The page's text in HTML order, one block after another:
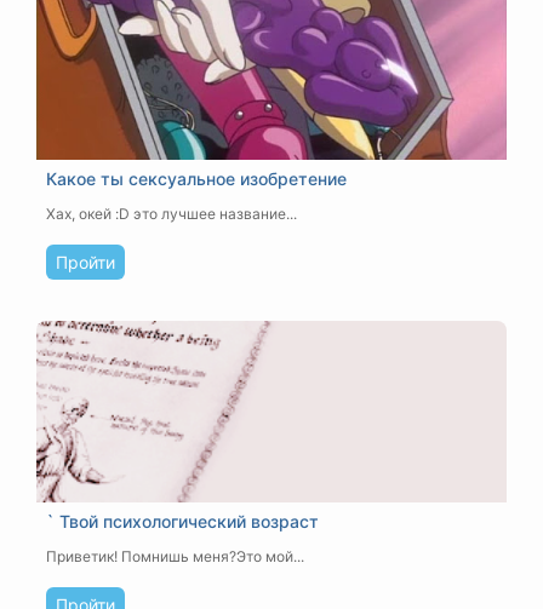
Какое ты сексуальное изобретение
Хах, окей :D это лучшее название...
Пройти
` Твой психологический возраст
Приветик! Помнишь меня?Это мой...
Пройти